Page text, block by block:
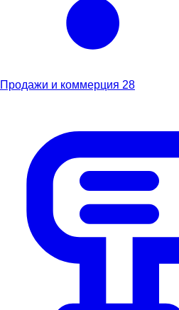
Продажи и коммерция 28